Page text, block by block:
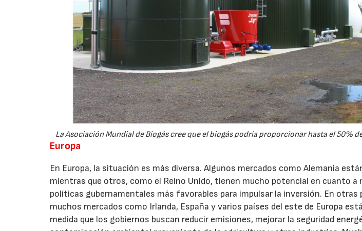
La Asociación Mundial de Biogás cree que el biogás podría proporcionar hasta el 50%
Europa
En Europa, la situación es más diversa. Algunos mercados como Alemania
mientras que otros, como el Reino Unido, tienen mucho potencial en cuanto a
políticas gubernamentales más favorables para impulsar la inversión. En otras
muchos mercados como Irlanda, España y varios países del este de Europa
medida que los gobiernos buscan reducir emisiones, mejorar la seguridad